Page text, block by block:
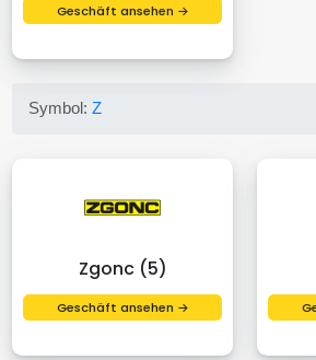
Geschäft ansehen →
Symbol:Z
Zgonc (5)
Geschäft ansehen →